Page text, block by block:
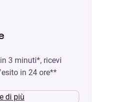
3 minuti*, ricevi
in 24 ore**​
di più